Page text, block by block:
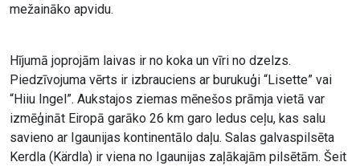
mežaināko apvidu.
Hījumā joprojām laivas ir no koka un vīri no dzelzs.
Piedzīvojuma vērts ir izbrauciens ar burukuģi “Lisette” vai
“Hiiu Ingel”. Aukstajos ziemas mēnešos prāmja vietā var
izmēģināt Eiropā garāko 26 km garo ledus ceļu, kas salu
savieno ar Igaunijas kontinentālo daļu. Salas galvaspilsēta
Kerdla (Kärdla) ir viena no Igaunijas zaļākajām pilsētām. Šeit